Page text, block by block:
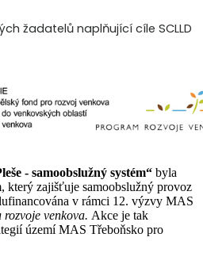
žadatelů naplňující cíle SCLLD
- samoobslužný systém“ byla
který zajišťuje samoobslužný provoz
v rámci 12. výzvy MAS
venkova. Akce je tak
území MAS Třeboňsko pro